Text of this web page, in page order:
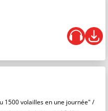
1500 volailles en une journée" /